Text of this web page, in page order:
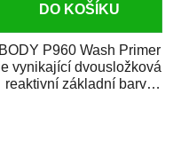
DO KOŠÍKU
BODY P960 Wash Primer
vynikající dvousložková
reaktivní základní barva